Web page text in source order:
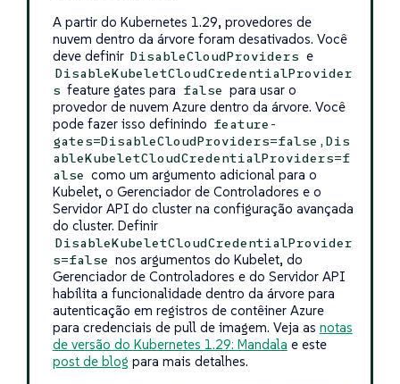
A partir do Kubernetes 1.29, provedores de
nuvem dentro da árvore foram desativados. Você
deve definir DisableCloudProviders e
DisableKubeletCloudCredentialProvider
s feature gates para false para usar o
provedor de nuvem Azure dentro da árvore. Você
pode fazer isso definindo feature-
gates=DisableCloudProviders=false,Dis
ableKubeletCloudCredentialProviders=f
alse como um argumento adicional para o
Kubelet, o Gerenciador de Controladores e o
Servidor API do cluster na configuração avançada
do cluster. Definir
DisableKubeletCloudCredentialProvider
s=false nos argumentos do Kubelet, do
Gerenciador de Controladores e do Servidor API
habilita a funcionalidade dentro da árvore para
autenticação em registros de contêiner Azure
para credenciais de pull de imagem. Veja as notas
de versão do Kubernetes 1.29: Mandala e este
post de blog para mais detalhes.